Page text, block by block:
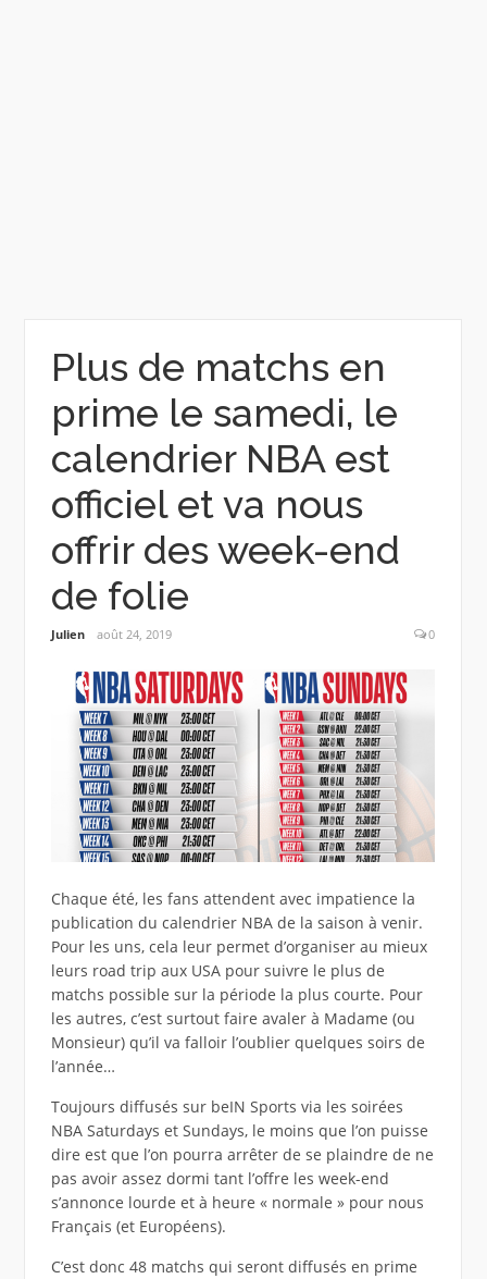
Plus de matchs en
prime le samedi, le
calendrier NBA est
officiel et va nous
offrir des week-end
de folie
Julien août 24, 2019 0
Chaque été, les fans attendent avec impatience la
publication du calendrier NBA de la saison à venir.
Pour les uns, cela leur permet d’organiser au mieux
leurs road trip aux USA pour suivre le plus de
matchs possible sur la période la plus courte. Pour
les autres, c’est surtout faire avaler à Madame (ou
Monsieur) qu’il va falloir l’oublier quelques soirs de
l’année…
Toujours diffusés sur beIN Sports via les soirées
NBA Saturdays et Sundays, le moins que l’on puisse
dire est que l’on pourra arrêter de se plaindre de ne
pas avoir assez dormi tant l’offre les week-end
s’annonce lourde et à heure « normale » pour nous
Français (et Européens).
C’est donc 48 matchs qui seront diffusés en prime